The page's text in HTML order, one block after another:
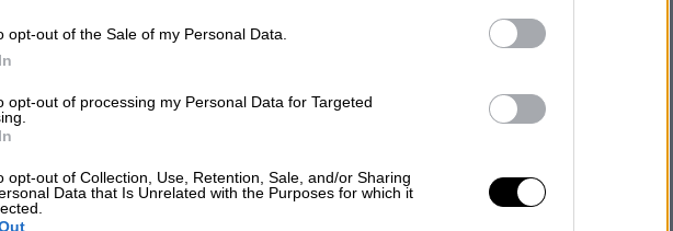
opt-out of the Sale of my Personal Data.
opt-out of processing my Personal Data for Targeted
opt-out of Collection, Use, Retention, Sale, and/or Sharing
Data that Is Unrelated with the Purposes for which it